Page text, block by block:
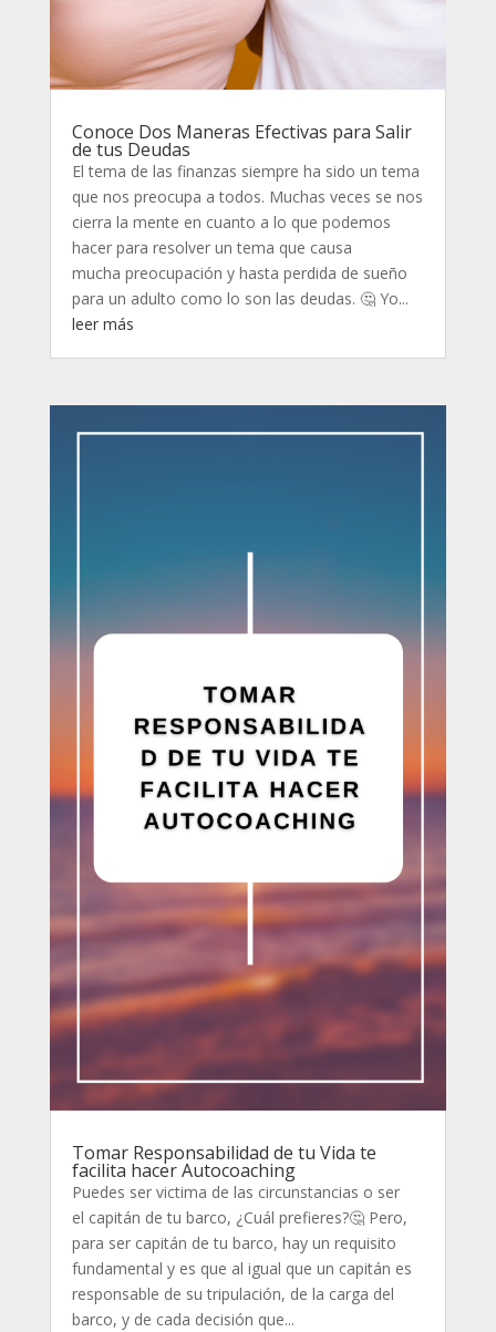
Conoce Dos Maneras Efectivas para Salir
de tus Deudas
El tema de las finanzas siempre ha sido un tema
que nos preocupa a todos. Muchas veces se nos
cierra la mente en cuanto a lo que podemos
hacer para resolver un tema que causa
mucha preocupación y hasta perdida de sueño
para un adulto como lo son las deudas. 🤔 Yo...
leer más
Tomar Responsabilidad de tu Vida te
facilita hacer Autocoaching
Puedes ser victima de las circunstancias o ser
el capitán de tu barco, ¿Cuál prefieres?🤔 Pero,
para ser capitán de tu barco, hay un requisito
fundamental y es que al igual que un capitán es
responsable de su tripulación, de la carga del
barco, y de cada decisión que...